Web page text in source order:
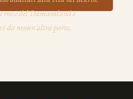
rocce del Damaraland è
da nessun'altra parte.